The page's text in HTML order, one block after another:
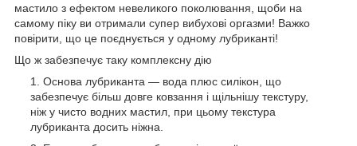
мастило з ефектом невеликого поколювання, щоби на
самому піку ви отримали супер вибухові оргазми! Важко
повірити, що це поєднується у одному лубриканті!
Що ж забезпечує таку комплексну дію
Основа лубриканта — вода плюс силікон, що
забезпечує більш довге ковзання і щільнішу текстуру,
ніж у чисто водних мастил, при цьому текстура
лубриканта досить ніжна.